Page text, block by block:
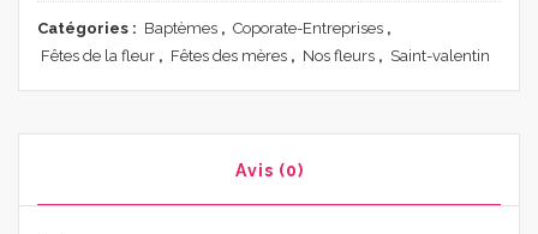
Catégories : Baptèmes , Coporate-Entreprises ,
Fêtes de la fleur , Fêtes des mères , Nos fleurs , Saint-valentin
Avis (0)